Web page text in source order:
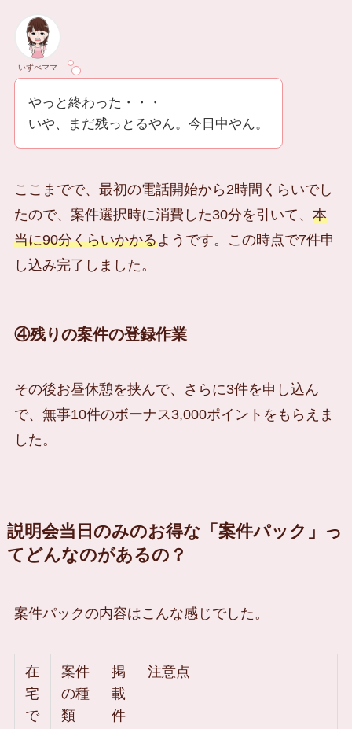
いずべママ
やっと終わった・・・
いや、まだ残っとるやん。今日中やん。
ここまでで、最初の電話開始から2時間くらいでし
たので、案件選択時に消費した30分を引いて、 本
当に90分くらいかかるようです。この時点で7件申
し込み完了しました。
④残りの案件の登録作業
その後お昼休憩を挟んで、さらに3件を申し込ん
で、無事10件のボーナス3,000ポイントをもらえま
した。
説明会当日のみのお得な「案件パック」っ
てどんなのがあるの？
案件パックの内容はこんな感じでした。
在
宅
で
案件
の種
類
掲
載
件
注意点